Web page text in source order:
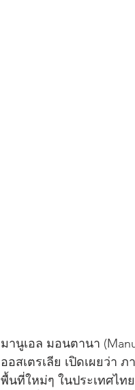
มานูเอล มอนตานา
ออสเตรเลีย เปิดเผยว่า
พื้นที่ใหม่ๆ ในประเทศไ